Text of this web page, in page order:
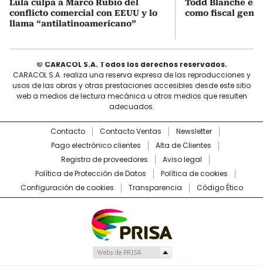
Lula culpa a Marco Rubio del
conflicto comercial con EEUU y lo
llama “antilatinoamericano”
Todd Blanche es
como fiscal
© CARACOL S.A. Todos los derechos reservados.
CARACOL S.A. realiza una reserva expresa de las reproducciones y
usos de las obras y otras prestaciones accesibles desde este sitio
web a medios de lectura mecánica u otros medios que resulten
adecuados.
Contacto Contacto Ventas
Newsletter
Pago electrónico clientes
Alta de Clientes
Registro de proveedores
Aviso legal
Política de Protección de Datos
Política de cookies
Configuración de cookies
Transparencia Código Ético